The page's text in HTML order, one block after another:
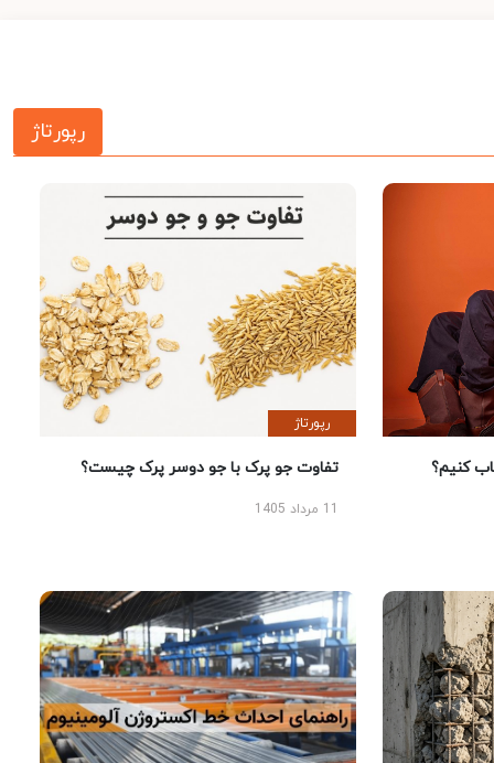
رپورتاژ
کنیم؟
رپورتاژ
تفاوت جو پرک با جو دوسر پرک چیست؟